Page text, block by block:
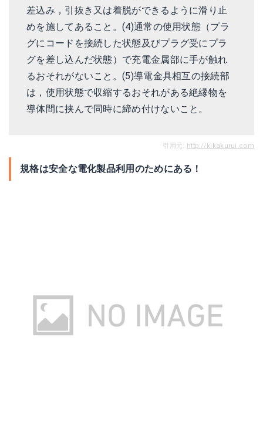
差込み，引抜き又は着脱ができるように滑り止
めを施してあること。(4)通常の使用状態（プラ
グにコードを接続した状態及びプラグ受にプラ
グを差し込んだ状態）で充電金属部に手が触れ
るおそれがないこと。(5)導電金具相互の接続部
は，使用状態で収縮するおそれがある絶縁物を
導体間に挟んで同時に締め付けないこと。
引用元: http://kikakurui.com
規格は安全な電化製品利用のためにある！